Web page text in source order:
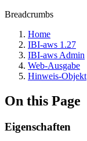
Breadcrumbs
Home
IBI-aws 1.27
IBI-aws Admin
Web-Ausgabe
Hinweis-Objekt
On this Page
Eigenschaften